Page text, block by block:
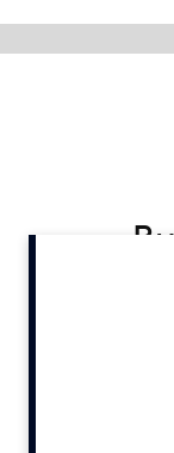
Vacatures
Bureaus